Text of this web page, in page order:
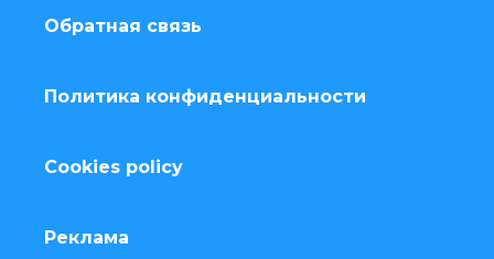
Обратная связь
Политика конфиденциальности
Cookies policy
Реклама